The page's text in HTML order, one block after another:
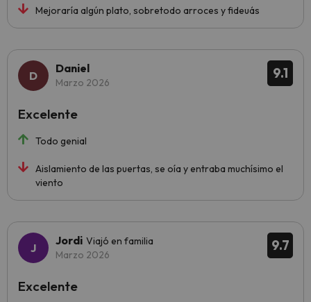
Mejoraría algún plato, sobretodo arroces y fideuás
9.1
Daniel
Marzo 2026
Todo genial
Aislamiento de las puertas, se oía y entraba muchísimo el
viento
Excelente
9.7
Jordi Viajó en familia
Marzo 2026
Excelente